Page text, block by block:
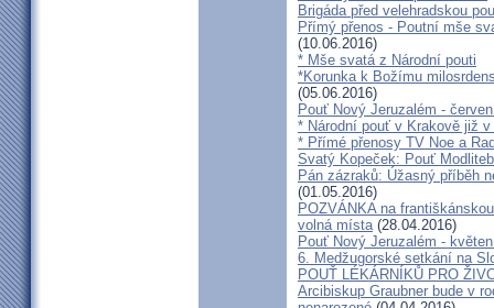
Brigáda před velehradskou
Přímý přenos - Poutní mše
(10.06.2016)
* Mše svatá z Národní pouti
*Korunka k Božímu
(05.06.2016)
Pouť Nový Jeruzalém -
* Národní pouť v Krakově již
* Přímé přenosy TV Noe a
Svatý Kopeček: Pouť
Pán zázraků: Úžasný příběh
(01.05.2016)
POZVÁNKA na
volná místa(28.04.2016)
Pouť Nový Jeruzalém -
6. Medžugorské setkání na
POUŤ LÉKÁRNÍKŮ PRO
Arcibiskup Graubner bude v